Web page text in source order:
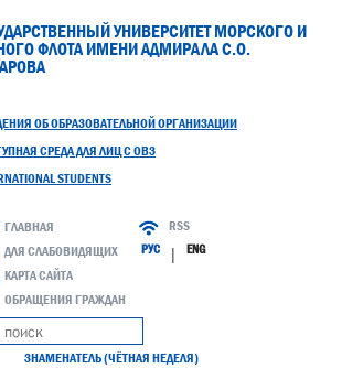
УНИВЕРСИТЕТ МОРСКОГО И
ФЛОТА ИМЕНИ АДМИРАЛА С.О.
ОБ ОБРАЗОВАТЕЛЬНОЙ ОРГАНИЗАЦИИ
СРЕДА ДЛЯ ЛИЦ С ОВЗ
STUDENTS
ГЛАВНАЯ
ДЛЯ СЛАБОВИДЯЩИХ
КАРТА САЙТА
ОБРАЩЕНИЯ ГРАЖДАН
RSS
РУС | ENG
ЗНАМЕНАТЕЛЬ (ЧЁТНАЯ НЕДЕЛЯ)